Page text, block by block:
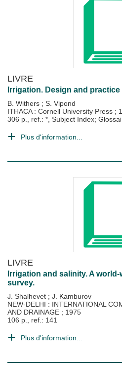
LIVRE
Irrigation. Design and practice
B. Withers ; S. Vipond
ITHACA : Cornell University Press ;
306 p., ref.: *, Subject Index;
Plus d'information...
LIVRE
Irrigation and salinity. A world-
survey.
J. Shalhevet ; J. Kamburov
NEW-DELHI : INTERNATIONAL
AND DRAINAGE ; 1975
106 p., ref.: 141
Plus d'information...